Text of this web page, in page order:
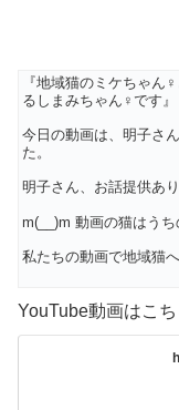
『地域猫のミケちゃん
るしまみちゃん♀です』
今日の動画は、明子さ
た。
明子さん、お話提供あ
m(__)m 動画の猫はうち
私たちの動画で地域猫
YouTube動画はこ